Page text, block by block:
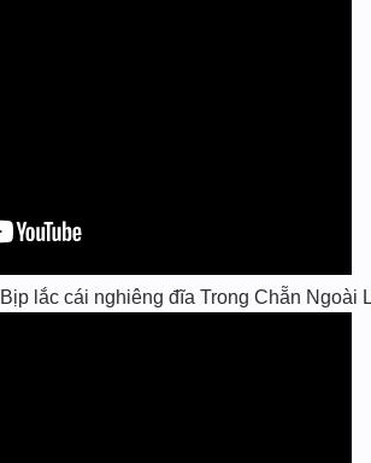
lắc cái nghiêng đĩa Trong Chẵn Ngoài